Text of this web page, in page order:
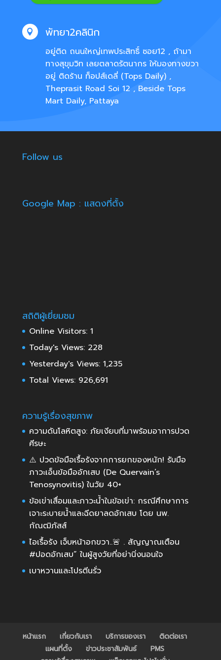
 พัทยา2คลินิก
อยู่ติด ถนนใหญ่เทพประสิทธิ์ ซอย12 , ถ้ามา
ทางสุขุมวิท เลยตลาดรัตนากร ให้มองทางขวา
อยู่ ติดร้าน ท็อปส์เดลี่ (Tops Daily) ,
Theprasit Road Soi 12 , Beside Tops
Mart Daily, Pattaya
Follow us
Google Map : แสดงที่ตั้ง
สถิติผู้เยี่ยมชม
Online Visitors: 1
Today's Views: 228
Yesterday's Views: 1,235
Total Views: 926,691
ความรู้เรื่องสุขภาพ
ความดันโลหิตสูง: ภัยเงียบที่มาพร้อมอาการปวด
ศีรษะ
⚠️ ปวดข้อมือเรื้อรังจากการยกของหนัก! รับมือ
ภาวะเอ็นข้อมืออักเสบ (De Quervain’s
Tenosynovitis) ในวัย 40+
ข้อเข่าเสื่อมและภาวะน้ำในข้อเข่า: กรณีศึกษาการ
เจาะระบายน้ำและฉีดยาลดอักเสบ โดย นพ.
กัณฒิภัสส์
ไอเรื้อรัง เจ็บหน้าอกขวา..🚨 . สัญญาณเตือน
#ปอดอักเสบ” ในผู้สูงวัยที่อย่านิ่งนอนใจ
เบาหวานและโปรตีนรั่ว
หน้าแรก เกี่ยวกับเรา บริการของเรา
ติดต่อเรา
แผนที่ตั้ง
ข่าวประชาสัมพันธ์
PMS